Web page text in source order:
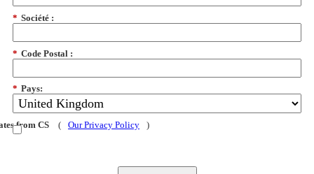
* Société :
* Code Postal :
* Pays:
from CS ( Our Privacy Policy )